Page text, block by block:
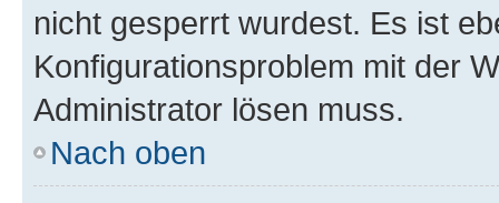
nicht gesperrt wurdest. Es ist
Konfigurationsproblem mit der
Administrator lösen muss.
Nach oben